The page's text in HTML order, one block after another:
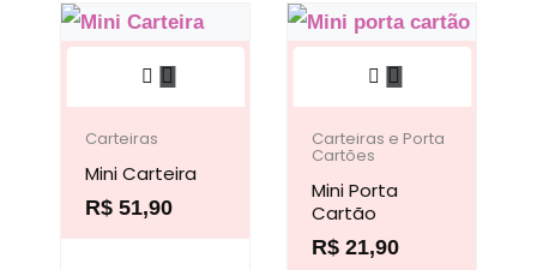
ser
escolhidas
na
página
do
produto
na
página
do
produto
Este
produto
tem
várias
variantes.
Carteiras
Mini Carteira
R$ 51,90
Este
produto
tem
As
Carteiras e Porta
Cartões
Mini Porta
Cartão
R$ 21,90